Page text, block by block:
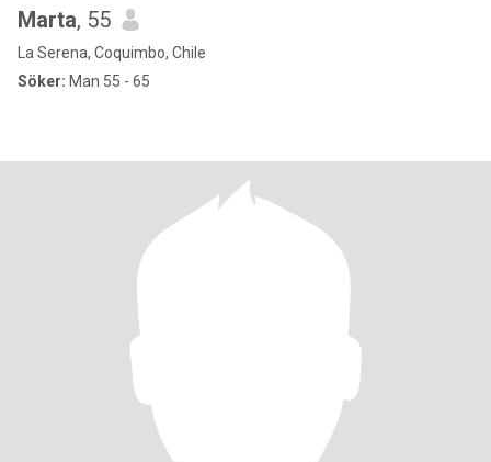
Marta, 55
La Serena, Coquimbo, Chile
Söker: Man 55 - 65